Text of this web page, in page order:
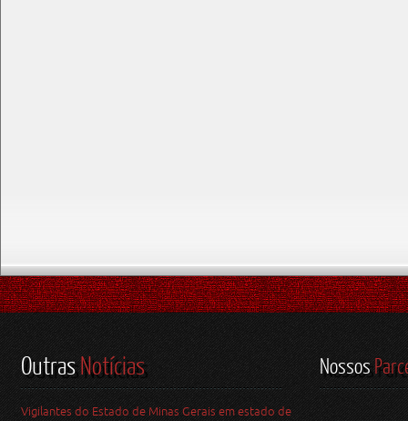
OutrasNotícias
Vigilantes do Estado de Minas Gerais em estado de
Nossos